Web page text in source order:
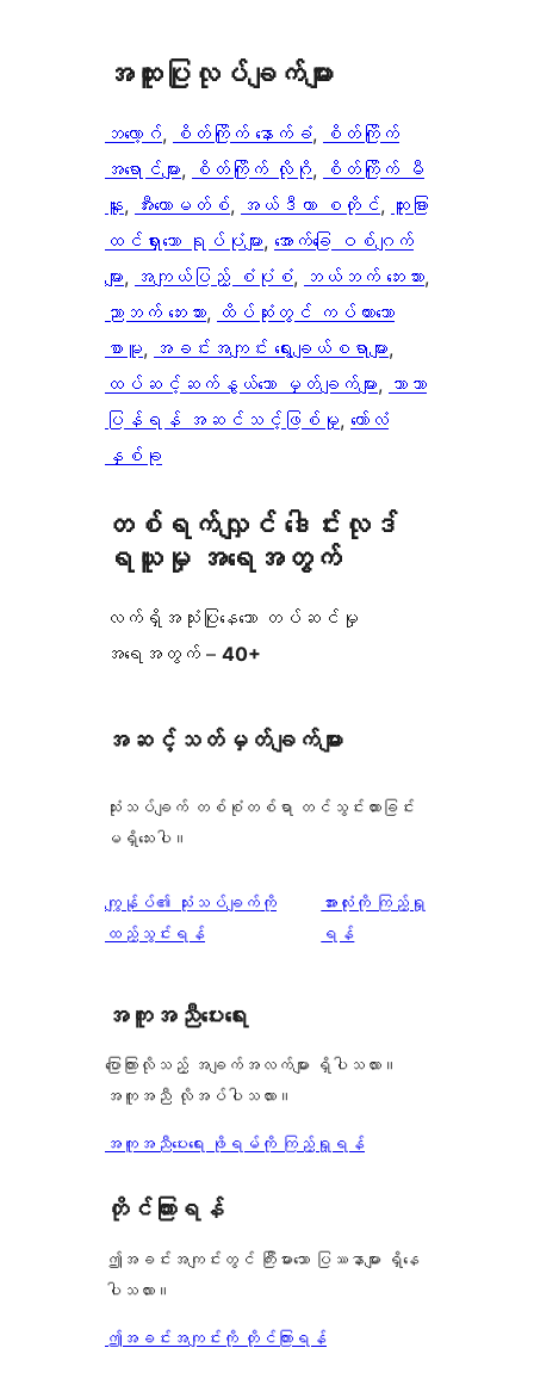
အ​ထူး​ပြု​လုပ်​ချက်​များ
ဘလော့ဂ်, စိတ်ကြိုက် နောက်ခံ,
စိတ်ကြိုက်
အရောင်များ, စိတ်ကြိုက် လိုဂို,
စိတ်ကြိုက် မီ
နူး, အီးကောမတ်စ်, အယ်ဒီတာ စတိုင်, ထူးခြား
ထင်ရှားသော ရုပ်ပုံများ, အောက်ခြေ ဝစ်ဂျက်
များ, အကျယ်ပြည့် စံပုံစံ, ဘယ်ဘက် ဘေးဘား
ညာဘက် ဘေးဘား, ထိပ်ဆုံးတွင် ကပ်ထားသော
စာမူ, အခင်းအကျင်း ရွေးချယ်စရာများ
ထပ်ဆင့်ဆက်နွယ်သော မှတ်ချက်များ, ဘာသာ
ပြန်ရန် အဆင်သင့်ဖြစ်မှု, ကော်လံ
နှစ်ခု
တစ်ရက်လျှင် ဒေါင်းလုဒ်
ရယူမှု အရေအတွက်
လက်ရှိအသုံးပြုနေသော တပ်ဆင်မှု
အရေအတွက် – 40+
အဆင့်သတ်မှတ်ချက်များ
သုံးသပ်ချက် တစ်စုံတစ်ရာ တင်သွင်းထားခြင်း
မရှိသေးပါ။
ကျွန်ုပ်၏ သုံးသပ်ချက်ကို
ထည့်သွင်းရန်
သုံးသပ်
ချက်
အားလုံးကို ကြည့်ရှု
ရန်
အကူအညီပေးရေး
ပြောကြားလိုသည့် အချက်အလက်များ ရှိပါသလား။
အကူအညီ လိုအပ်ပါသလား။
အကူအညီပေးရေး ဖိုရမ်ကို ကြည့်ရှုရန်
တိုင်ကြားရန်
ဤအခင်းအကျင်းတွင် ကြီးမားသော ပြဿနာများ ရှိနေ
ပါသလား။
ဤအခင်းအကျင်းကို တိုင်ကြားရန်